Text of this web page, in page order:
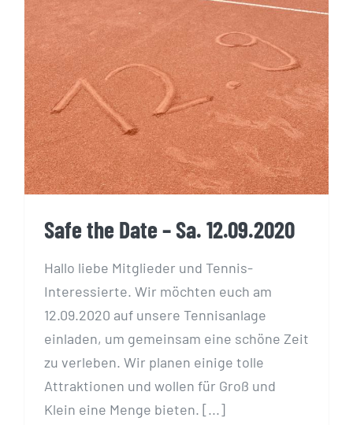
Safe the Date – Sa. 12.09.2020
Safe the Date – Sa. 12.09.2020
Hallo liebe Mitglieder und Tennis-
Interessierte. Wir möchten euch am
12.09.2020 auf unsere Tennisanlage
einladen, um gemeinsam eine schöne Zeit
zu verleben. Wir planen einige tolle
Attraktionen und wollen für Groß und
Klein eine Menge bieten. [...]